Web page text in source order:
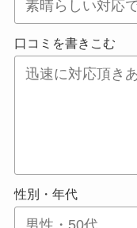
口コミを書きこむ
性別・年代